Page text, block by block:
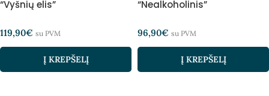
“Vyšnių elis”
119,90€ su PVM
Į KREPŠELĮ
“Nealkoholinis”
96,90€ su PVM
Į KREPŠELĮ